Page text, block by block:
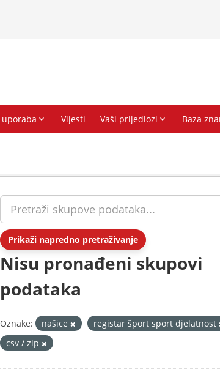
Prikaži napredno pretraživanje
Nisu pronađeni skupovi
podataka
Oznake: našice registar šport sport djelatnost
csv / zip